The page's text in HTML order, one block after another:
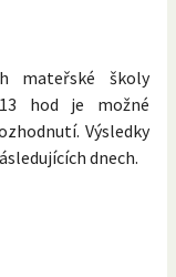
mateřské školy
hod je možné
Výsledky
dnech.